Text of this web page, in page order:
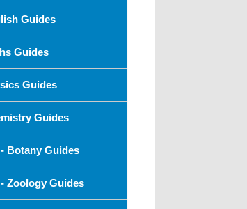
Guides
Guides
Guides
Guides
Botany Guides
Zoology Guides